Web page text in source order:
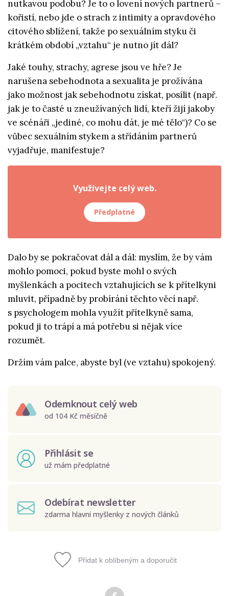
nutkavou podobu? Je to o lovení nových partnerů –
kořistí, nebo jde o strach z intimity a opravdového
citového sblížení, takže po sexuálním styku či
krátkém období „vztahu“ je nutno jít dál?
Jaké touhy, strachy, agrese jsou ve hře? Je
narušena sebehodnota a sexualita je prožívána
jako možnost jak sebehodnotu získat, posílit (např.
jak je to časté u zneužívaných lidí, kteří žijí jakoby
ve scénáři „jediné, co mohu dát, je mé tělo“)? Co se
vůbec sexuálním stykem a střídáním partnerů
vyjadřuje, manifestuje?
Využívejte celý web.
Předplatné
Dalo by se pokračovat dál a dál: myslím, že by vám
mohlo pomoci, pokud byste mohl o svých
myšlenkách a pocitech vztahujících se k přítelkyni
mluvit, případně by probírání těchto věcí např.
s psychologem mohla využít přítelkyně sama,
pokud ji to trápí a má potřebu si nějak více
rozumět.
Držím vám palce, abyste byl (ve vztahu) spokojený.
Odemknout celý web
od 104 Kč měsíčně
Přihlásit se
už mám předplatné
Odebírat newsletter
zdarma hlavní myšlenky z nových článků
Odeslat
Přidat k oblíbeným a doporučit